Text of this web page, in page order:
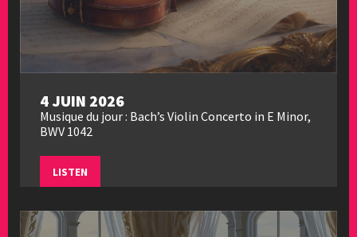
4 JUIN 2026
Musique du jour : Bach’s Violin Concerto in E Minor,
BWV 1042
LISTEN